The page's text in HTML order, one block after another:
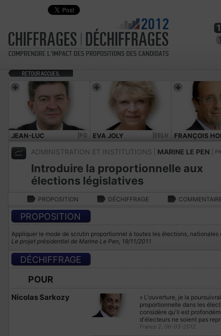
JEAN-LUC
MÉLENCHON
|FG EVA JOLY |EELV FRANÇOIS
ADMINISTRATION ET INSTITUTIONS MARINE LE PEN FN
Introduire la proportionnelle aux
élections législatives
PROPOSITION DÉCHIFFRAGE
PROPOSITION
Appliquer le mode de scrutin proportionnel à toutes les élections,
Le projet présidentiel de Marine Le Pen, 19/11/2011
DÉCHIFFRAGE
POUR
Nicolas Sarkozy
« L'ouverture, je la
proportionnelle dans les
considère qu'il est
d'électeurs ne soient pas
France 2, 06-03-2012